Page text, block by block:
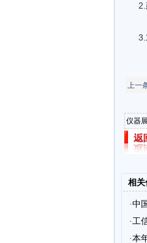
2.建
3.对
上一
仪器
相关
·中
·工
·本